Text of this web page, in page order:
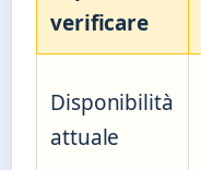
verificare
Disponibilità
attuale